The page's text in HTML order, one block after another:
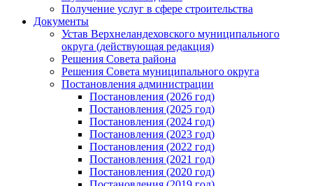
Получение услуг в сфере строительства
Документы
Устав Верхнеландеховского муниципального
округа (действующая редакция)
Решения Совета района
Решения Совета муниципального округа
Постановления администрации
Постановления (2026 год)
Постановления (2025 год)
Постановления (2024 год)
Постановления (2023 год)
Постановления (2022 год)
Постановления (2021 год)
Постановления (2020 год)